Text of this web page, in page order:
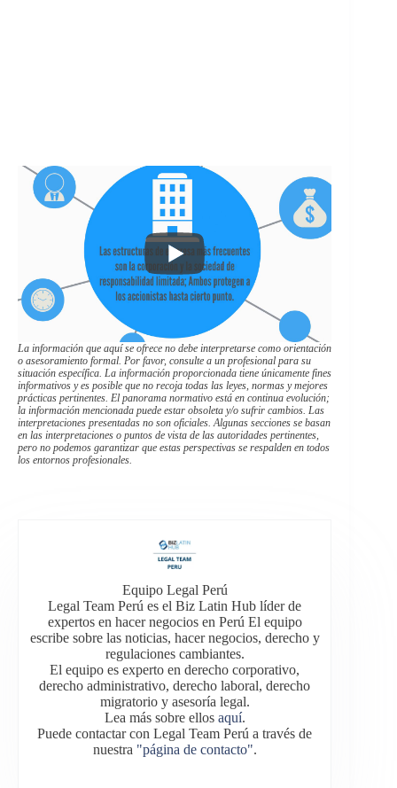
La información que aquí se ofrece no debe interpretarse como orientación
o asesoramiento formal. Por favor, consulte a un profesional para su
situación específica. La información proporcionada tiene únicamente fines
informativos y es posible que no recoja todas las leyes, normas y mejores
prácticas pertinentes. El panorama normativo está en continua evolución;
la información mencionada puede estar obsoleta y/o sufrir cambios. Las
interpretaciones presentadas no son oficiales. Algunas secciones se basan
en las interpretaciones o puntos de vista de las autoridades pertinentes,
pero no podemos garantizar que estas perspectivas se respalden en todos
los entornos profesionales.
Equipo Legal Perú
Legal Team Perú es el Biz Latin Hub líder de
expertos en hacer negocios en Perú El equipo
escribe sobre las noticias, hacer negocios, derecho y
regulaciones cambiantes.
El equipo es experto en derecho corporativo,
derecho administrativo, derecho laboral, derecho
migratorio y asesoría legal.
Lea más sobre ellos aquí.
Puede contactar con Legal Team Perú a través de
nuestra "página de contacto".